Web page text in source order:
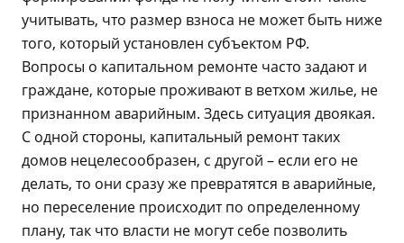
учитывать, что размер взноса не может быть ниже
того, который установлен субъектом РФ.
Вопросы о капитальном ремонте часто задают и
граждане, которые проживают в ветхом жилье, не
признанном аварийным. Здесь ситуация двоякая.
С одной стороны, капитальный ремонт таких
домов нецелесообразен, с другой – если его не
делать, то они сразу же превратятся в аварийные,
но переселение происходит по определенному
плану, так что власти не могут себе позволить